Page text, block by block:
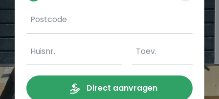
Direct aanvragen